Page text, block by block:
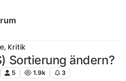
Kritik
Sortierung ändern?
5 1.9k 3